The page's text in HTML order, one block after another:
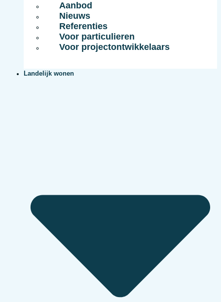
Aanbod
Nieuws
Referenties
Voor particulieren
Voor projectontwikkelaars
Landelijk wonen